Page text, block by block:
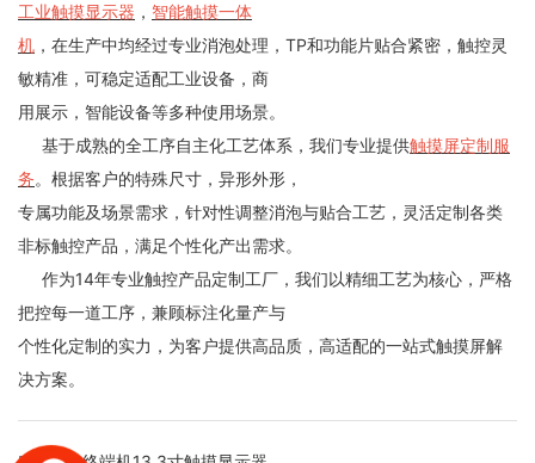
工业触摸显示器 ， 智能触摸一体
机 ，在生产中均经过专业消泡处理，TP和功能片贴合紧密，触控灵
敏精准，可稳定适配工业设备，商
用展示，智能设备等多种使用场景。
基于成熟的全工序自主化工艺体系，我们专业提供触摸屏定制服
务。根据客户的特殊尺寸，异形外形，
专属功能及场景需求，针对性调整消泡与贴合工艺，灵活定制各类
非标触控产品，满足个性化产出需求。
作为14年专业触控产品定制工厂，我们以精细工艺为核心，严格
把控每一道工序，兼顾标注化量产与
个性化定制的实力，为客户提供高品质，高适配的一站式触摸屏解
决方案。